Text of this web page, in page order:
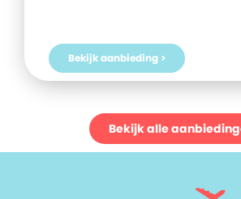
Amsterdam te bieden heeft. Maak van je
Bekijk aanbieding >
Bekijk alle